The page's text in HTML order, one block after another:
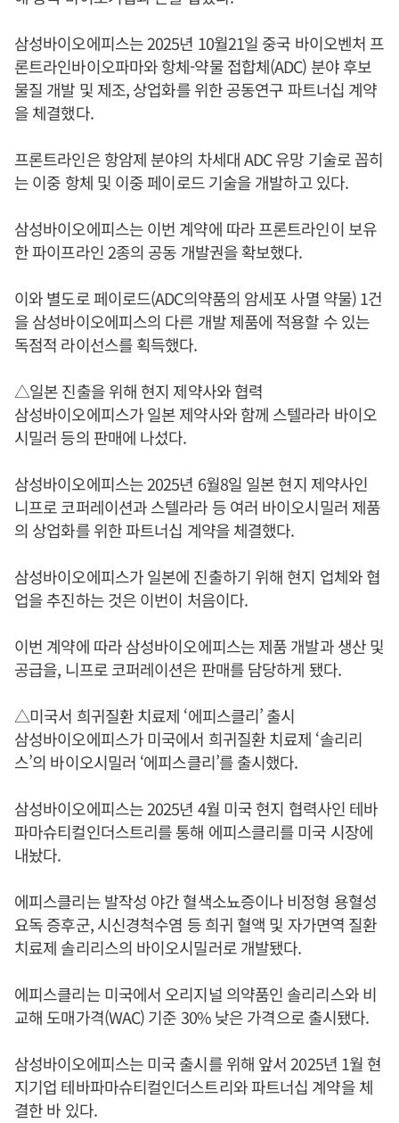
삼성바이오에피스는 2025년 10월21일 중국 바이오벤처 프
론트라인바이오파마와 항체-약물 접합체(ADC) 분야 후보
물질 개발 및 제조, 상업화를 위한 공동연구 파트너십 계약
을 체결했다.
프론트라인은 항암제 분야의 차세대 ADC 유망 기술로 꼽히
는 이중 항체 및 이중 페이로드 기술을 개발하고 있다.
삼성바이오에피스는 이번 계약에 따라 프론트라인이 보유
한 파이프라인 2종의 공동 개발권을 확보했다.
이와 별도로 페이로드(ADC의약품의 암세포 사멸 약물) 1건
을 삼성바이오에피스의 다른 개발 제품에 적용할 수 있는
독점적 라이선스를 획득했다.
△일본 진출을 위해 현지 제약사와 협력
삼성바이오에피스가 일본 제약사와 함께 스텔라라 바이오
시밀러 등의 판매에 나섰다.
삼성바이오에피스는 2025년 6월8일 일본 현지 제약사인
니프로 코퍼레이션과 스텔라라 등 여러 바이오시밀러 제품
의 상업화를 위한 파트너십 계약을 체결했다.
삼성바이오에피스가 일본에 진출하기 위해 현지 업체와 협
업을 추진하는 것은 이번이 처음이다.
이번 계약에 따라 삼성바이오에피스는 제품 개발과 생산 및
공급을, 니프로 코퍼레이션은 판매를 담당하게 됐다.
△미국서 희귀질환 치료제 ‘에피스클리’ 출시
삼성바이오에피스가 미국에서 희귀질환 치료제 ‘솔리리
스’의 바이오시밀러 ‘에피스클리’를 출시했다.
삼성바이오에피스는 2025년 4월 미국 현지 협력사인 테바
파마슈티컬인더스트리를 통해 에피스클리를 미국 시장에
내놨다.
에피스클리는 발작성 야간 혈색소뇨증이나 비정형 용혈성
요독 증후군, 시신경척수염 등 희귀 혈액 및 자가면역 질환
치료제 솔리리스의 바이오시밀러로 개발됐다.
에피스클리는 미국에서 오리지널 의약품인 솔리리스와 비
교해 도매가격(WAC) 기준 30% 낮은 가격으로 출시됐다.
삼성바이오에피스는 미국 출시를 위해 앞서 2025년 1월 현
지기업 테바파마슈티컬인더스트리와 파트너십 계약을 체
결한 바 있다.